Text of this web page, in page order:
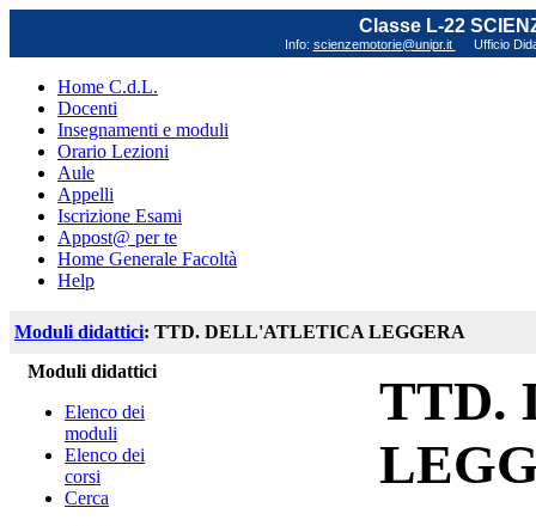
Classe L-22
Info: scienzemotorie@unipr.it Ufficio
Home C.d.L.
Docenti
Insegnamenti e moduli
Orario Lezioni
Aule
Appelli
Iscrizione Esami
Appost@ per te
Home Generale Facoltà
Help
Moduli didattici: TTD. DELL'ATLETICA LEGGERA
Moduli didattici
Elenco dei
moduli
Elenco dei
corsi
Cerca
TTD.